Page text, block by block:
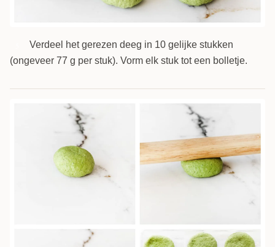
Verdeel het gerezen deeg in 10 gelijke stukken
(ongeveer 77 g per stuk). Vorm elk stuk tot een bolletje.